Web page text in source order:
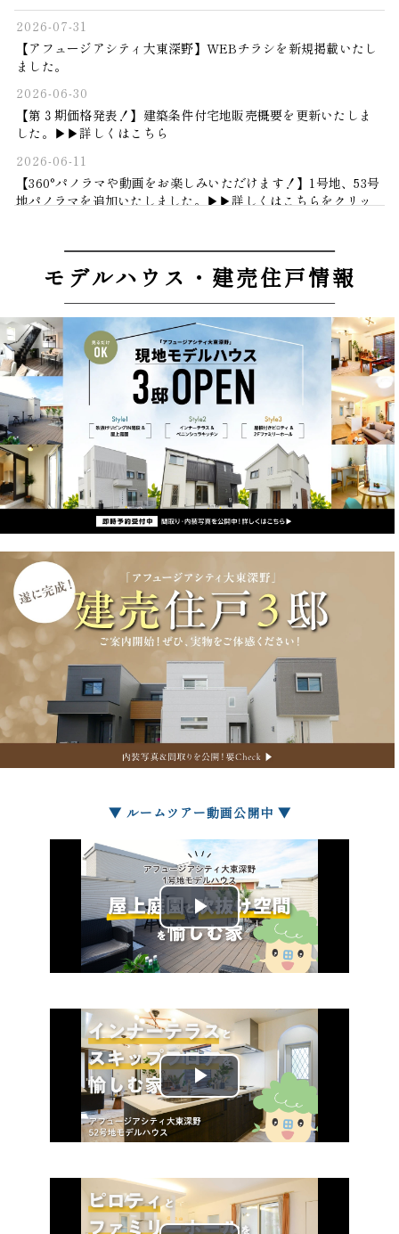
2026-07-31
【アフュージアシティ大東深野】WEBチラシを新規掲載いたし
ました。
2026-06-30
【第３期価格発表！】建築条件付宅地販売概要を更新いたしま
した。▶▶詳しくはこちら
2026-06-11
【360°パノラマや動画をお楽しみいただけます！】1号地、53号
地パノラマを追加いたしました。▶▶詳しくはこちらをクリッ
【GWはお家見学！】建売住戸を含む、現地モデルハウス６邸ご
見学ご予約受付中！▶▶見学日時を選ぶ
2026-02-03
【NEW】建売住戸３邸の内観写真を公開開始！▶▶詳しくはこ
ちらをクリック
2025-12-03
≪モデルハウスルームツアー動画３邸分公開！≫ スミスミが実
際に室内を歩いてご案内いたします♪ ぜひご覧くださいませ。
▶▶詳しくはこちらをクリック
モデルハウス・建売住戸情報
▼ ルームツアー動画公開中 ▼